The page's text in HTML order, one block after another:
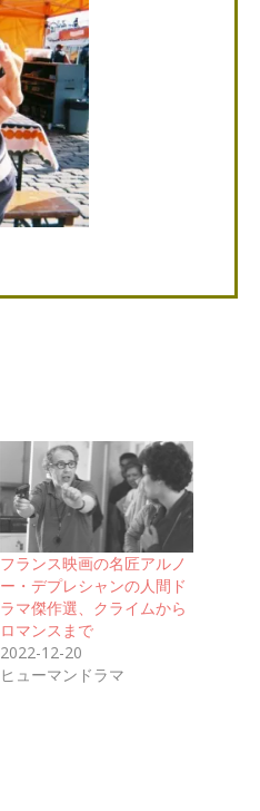
フランス映画の名匠アルノ
ー・デプレシャンの人間ド
ラマ傑作選、クライムから
ロマンスまで
2022-12-20
ヒューマンドラマ